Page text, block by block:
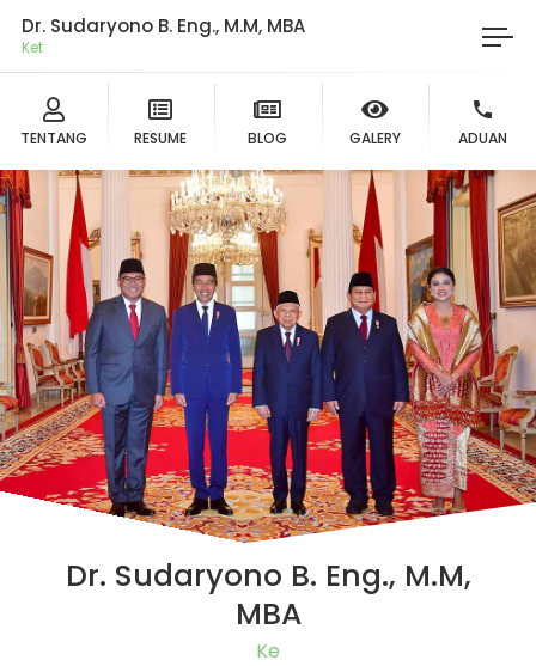
Dr. Sudaryono B. Eng., M.M, MBA
Ketua D
TENTANG RESUME BLOG GALERY ADUAN
Dr. Sudaryono B. Eng., M.M,
MBA
Ketua